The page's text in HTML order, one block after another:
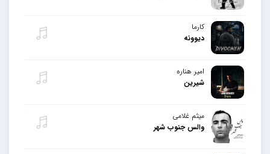
کارما
دیوونه
امیر هناره
شیرین
میثم غلامی
والس جنوب شهر